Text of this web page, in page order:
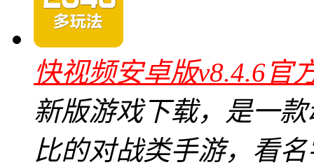
快视频安卓版v8.4.6官
新版游戏下载，是一
比的对战类手游，看